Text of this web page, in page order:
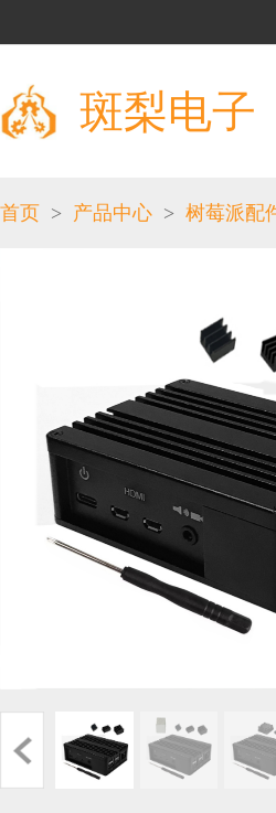
斑梨电子
首页 > 产品中心 > 树莓派配